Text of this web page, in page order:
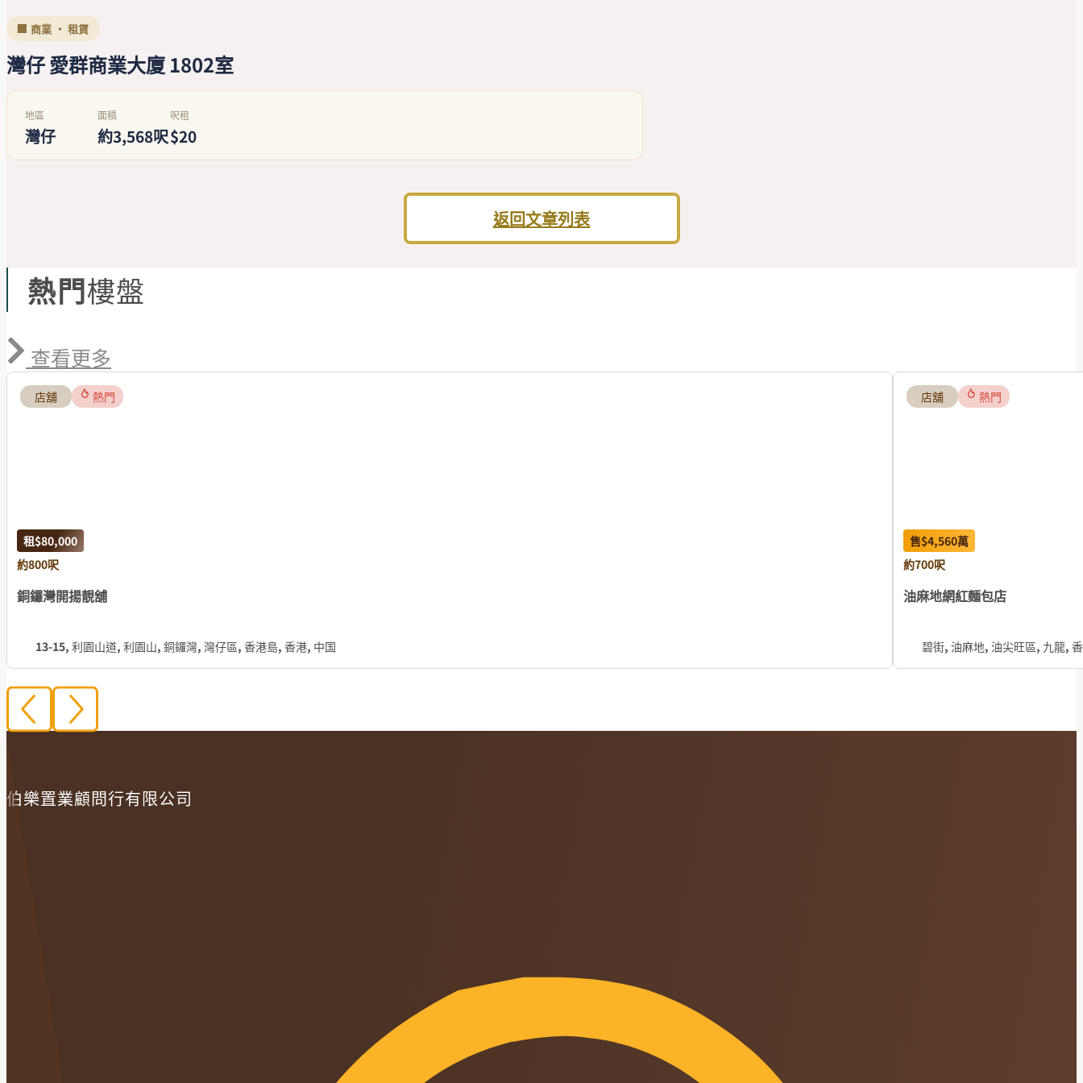
🏢 商業 · 租賃
灣仔 愛群商業大廈 1802室
地區
灣仔
面積
約3,568呎
呎租
$20
返回文章列表
熱門樓盤
查看更多
店舖 熱門
租$80,000
約800呎
銅鑼灣開揚靚舖
13-15, 利園山道, 利園山, 銅鑼灣, 灣仔區, 香港島, 香港, 中国
店舖 熱門
售$4,560萬
約700呎
油麻地網紅麵包店
碧街, 油麻地, 油尖旺區, 九龍,
伯樂置業顧問行有限公司